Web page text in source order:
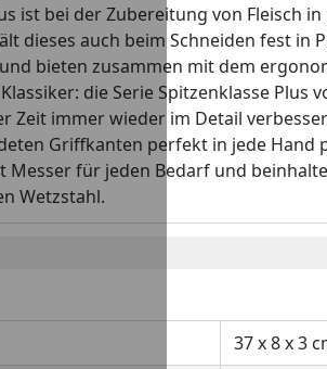
ist bei der Zubereitung von
dieses auch beim Schneiden fest
bieten zusammen mit dem
die Serie Spitzenklasse
Zeit immer wieder im Detail
Griffkanten perfekt in jede Hand
Messer für jeden Bedarf und
Wetzstahl.
37 x 8 x 3